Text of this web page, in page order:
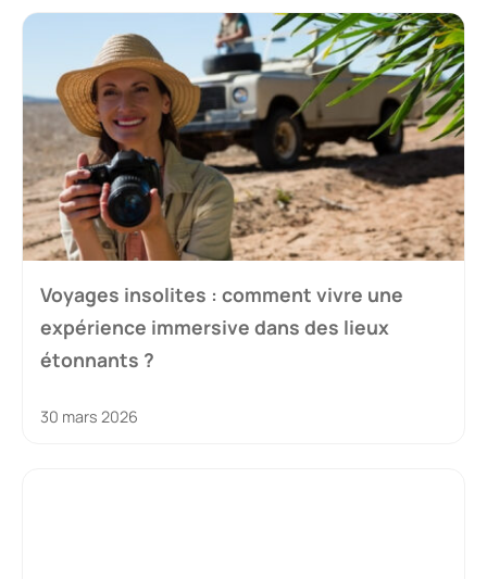
Voyages insolites : comment vivre une
expérience immersive dans des lieux
étonnants ?
30 mars 2026